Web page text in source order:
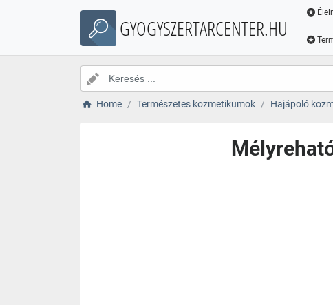
GYOGYSZERTARCENTER.HU
Home Természetes kozmetikumok Hajápoló